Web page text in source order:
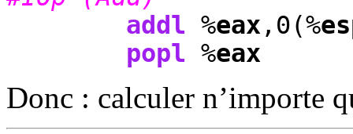
addl %eax ,0(%
popl %eax
Donc : calculer n’importe